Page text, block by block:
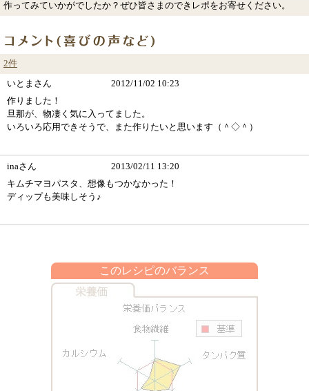
作ってみていかがでしたか？ぜひ皆さまのできレポをお寄せください。
2件
いとまさん
2012/11/02 10:23
作りました！
旦那が、物凄く気に入ってました。
いろいろ応用できそうで、また作りたいと思います（＾◇＾）
inaさん
2013/02/11 13:20
キムチマヨパスタ、想像もつかなかった！
ディップも美味しそう♪
このレシピのバランス